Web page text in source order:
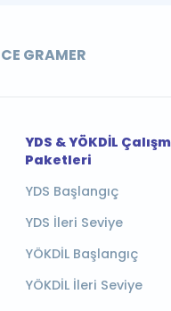
GRAMER
YDS & YÖKDİL
Paketleri
YDS Başlangıç
YDS İleri Seviye
YÖKDİL Başlangıç
YÖKDİL İleri Seviye